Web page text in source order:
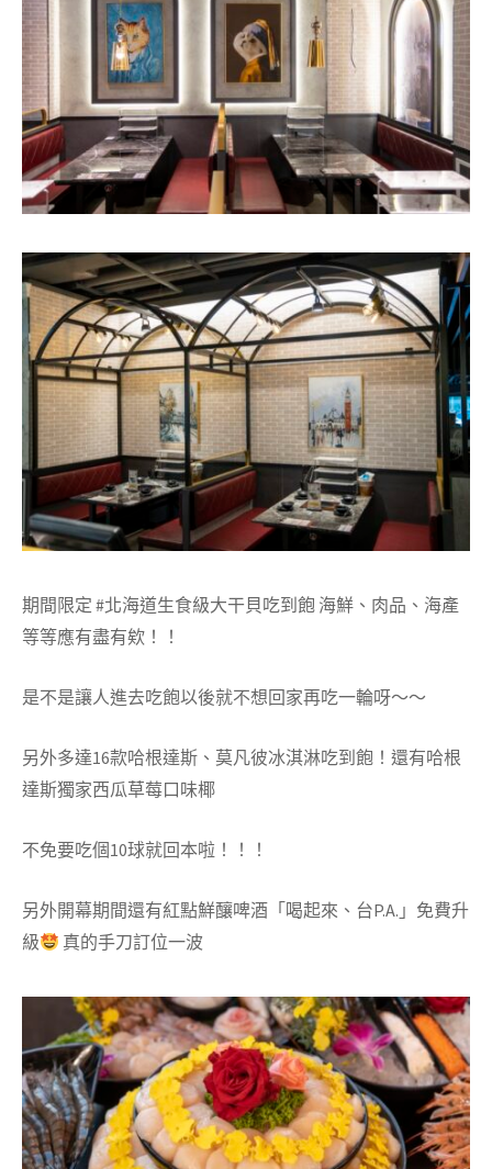
期間限定 #北海道生食級大干貝吃到飽 海鮮、肉品、海產
等等應有盡有欸！！
是不是讓人進去吃飽以後就不想回家再吃一輪呀～～
另外多達16款哈根達斯、莫凡彼冰淇淋吃到飽！還有哈根
達斯獨家西瓜草莓口味椰
不免要吃個10球就回本啦！！！
另外開幕期間還有紅點鮮釀啤酒「喝起來、台P.A. 」免費升
級
真的手刀訂位一波